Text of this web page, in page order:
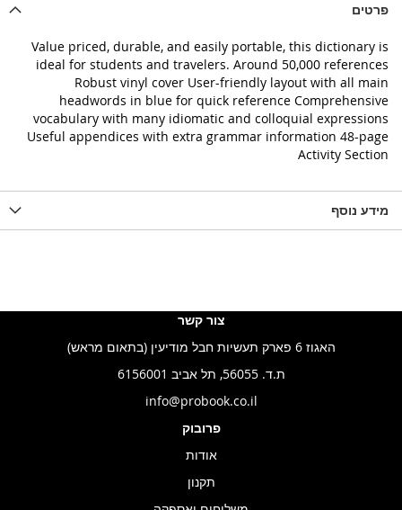
פרטים
Value priced, durable, and easily portable, this dictionary is
ideal for students and travelers. Around 50,000 references
Robust vinyl cover User-friendly layout with all main
headwords in blue for quick reference Comprehensive
vocabulary with many idiomatic and colloquial expressions
Useful appendices with extra grammar information 48-page
Activity Section
מידע נוסף
צור קשר
האגוז 6 פארק תעשיות חבל מודיעין (בתאום מראש)
ת.ד. 56055, תל אביב 6156001
info@probook.co.il
פרובוק
אודות
תקנון